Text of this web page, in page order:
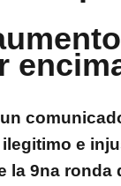
e
la 9na ronda